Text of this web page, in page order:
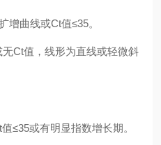
增曲线或Ct值≤35。
无Ct值，线形为直线或轻微斜
≤35或有明显指数增长期。